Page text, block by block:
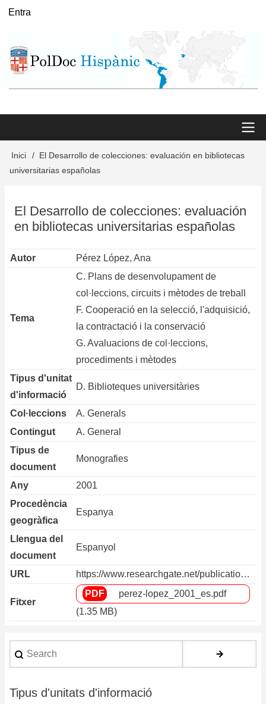
Vés
User
Entra
Main
Inici
El Desarrollo de colecciones: evaluación en bibliotecas
universitarias españolas
El Desarrollo de colecciones: evaluación
en bibliotecas universitarias españolas
Autor Pérez López, Ana
Tema
C. Plans de desenvolupament de
col·leccions, circuits i mètodes de treball
F. Cooperació en la selecció, l'adquisició,
la contractació i la conservació
G. Avaluacions de col·leccions,
procediments i mètodes
Tipus d'unitat
d'informació
D. Biblioteques universitàries
Col·leccions
A. Generals
Contingut
A. General
Tipus de
document
Monografies
Any
2001
Procedència
geogràfica
Espanya
Llengua del
document
Espanyol
URL https://www.researchgate.net/publicatio…
Fitxer
perez-lopez_2001_es.pdf
(1.35 MB)
Search
Tipus d'unitats d'informació